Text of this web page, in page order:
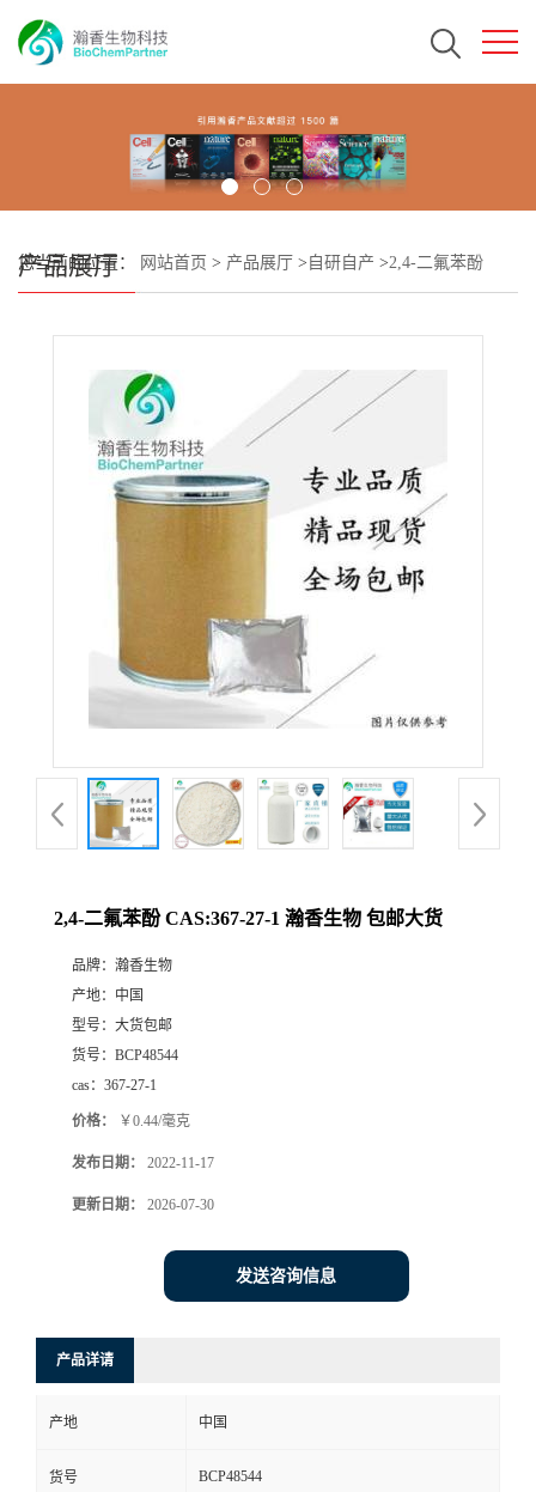
产品展厅
您当前的位置： 网站首页 > 产品展厅 > 自研自产 >2,4-二氟苯酚
2,4-二氟苯酚 CAS:367-27-1 瀚香生物 包邮大货
品牌： 瀚香生物
产地： 中国
型号： 大货包邮
货号： BCP48544
cas： 367-27-1
价格： ￥0.44/毫克
发布日期： 2022-11-17
更新日期： 2026-07-30
发送咨询信息
产品详请
产地 中国
货号 BCP48544